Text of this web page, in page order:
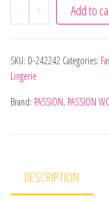
- + Add to
SKU: D-242242 Categories:
Lingerie
Brand: PASSION, PASSION
DESCRIPTION